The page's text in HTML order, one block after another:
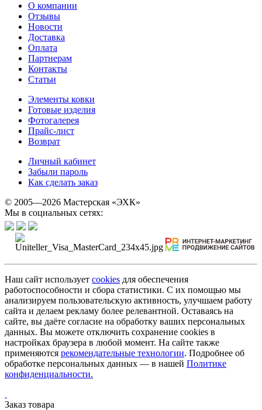
О компании
Отзывы
Новости
Доставка
Оплата
Партнерам
Контакты
Статьи
Элементы ковки
Готовые изделия
Фотогалерея
Прайс-лист
Возврат
Личный кабинет
Забыли пароль
Как сделать заказ
© 2005—2026 Мастерская «ЭХК»
Мы в социальных сетях:
Наш сайт использует cookies для обеспечения
работоспособности и сбора статистики. С их помощью мы
анализируем пользовательскую активность, улучшаем работу
сайта и делаем рекламу более релевантной. Оставаясь на
сайте, вы даёте согласие на обработку ваших персональных
данных. Вы можете отключить сохранение cookies в
настройках браузера в любой момент. На сайте также
применяются рекомендательные технологии. Подробнее об
обработке персональных данных — в нашей Политике
конфиденциальности.
Заказ товара